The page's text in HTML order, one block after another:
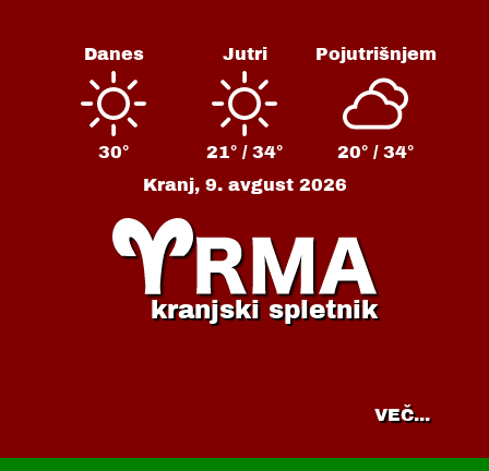
Danes
30°
Jutri
21° / 34°
Pojutrišnjem
20° / 34°
Kranj, 9. avgust 2026
kranjski spletnik
VEČ...